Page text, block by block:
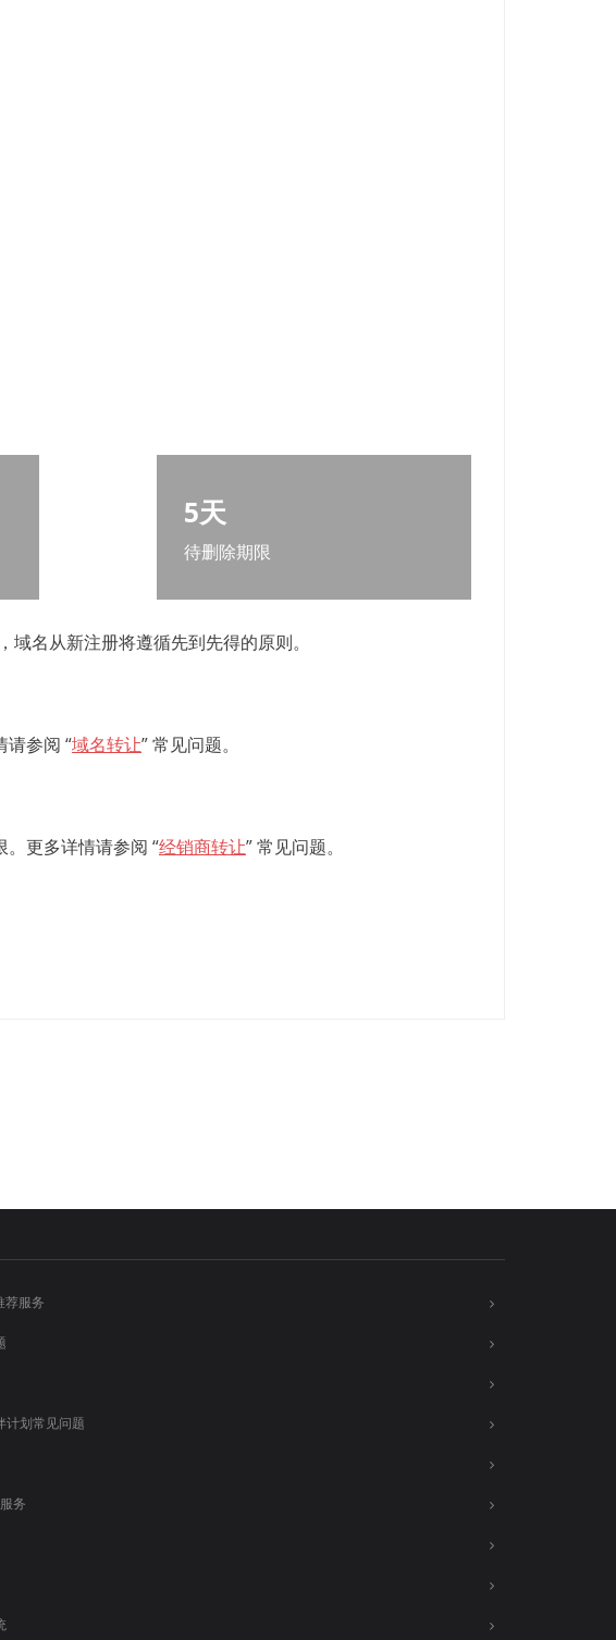
5天
待删除期限
域名从新注册将遵循先到先得的原则。
请参阅 “域名转让” 常见问题。
更多详情请参阅 “经销商转让” 常见问题。
荐服务
计划常见问题
务